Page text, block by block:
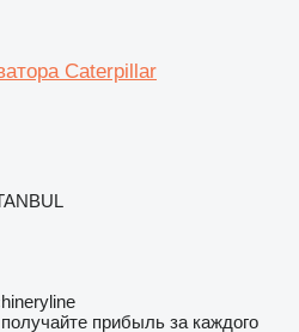
Caterpillar
прибыль за каждого